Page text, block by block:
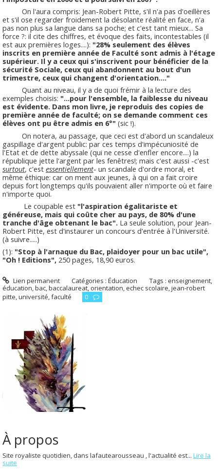
On l'aura compris: Jean-Robert Pitte, s'il n'a pas d'oeillères
et s'il ose regarder froidement la désolante réalité en face, n'a
pas non plus sa langue dans sa poche; et c'est tant mieux... Sa
force ?: il cite des chiffres, et évoque des faits, incontestables (il
est aux premières loges....): "28% seulement des élèves
inscrits en première année de Faculté sont admis à l'étage
supérieur. Il y a ceux qui s'inscrivent pour bénéficier de la
sécurité Sociale, ceux qui abandonnent au bout d'un
trimestre, ceux qui changent d'orientation...."
Quant au niveau, il y a de quoi frémir à la lecture des
exemples choisis: "...pour l'ensemble, la faiblesse du niveau
est évidente. Dans mon livre, je reproduis des copies de
première année de faculté; on se demande comment ces
élèves ont pu être admis en 6°" (sic !).
On notera, au passage, que ceci est d'abord un scandaleux
gaspillage d'argent public: par ces temps d'impécuniosité de
l'Etat et de dette abyssale (qui ne cesse d'enfler encore....) la
république jette l'argent par les fenêtres!; mais c'est aussi -c'est
surtout, c'est essentiellement- un scandale d'ordre moral, et
même éthique: car on ment aux jeunes, à qui on a fait croire
depuis fort longtemps qu'ils pouvaient aller n'importe où et faire
n'importe quoi.
Le coupable est "l'aspiration égalitariste et
généreuse, mais qui coûte cher au pays, de 80% d'une
tranche d'âge obtenant le bac". La seule solution, pour Jean-
Robert Pitte, est d'instaurer un concours d'entrée à l'Université.
(à suivre.....)
(1): "Stop à l'arnaque du Bac, plaidoyer pour un bac utile",
"Oh ! Editions", 250 pages, 18,90 euros.
Lien permanent Catégories :Éducation Tags :enseignement,
éducation,bac,baccalaureat, orientation,echec scolaire,jean-robert
pitte,université,faculté 0
À propos
Site royaliste quotidien, dans lafautearousseau , l'actualité est... Lire la
suite